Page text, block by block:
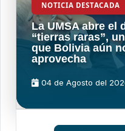
NOTICIA DESTACADA
La UMSA abre el
“tierras raras”,
que Bolivia aún
aprovecha
04 de Agosto del